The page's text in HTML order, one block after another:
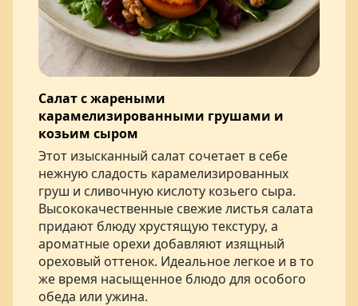
Салат с жареными
карамелизированными грушами и
козьим сыром
Этот изысканный салат сочетает в себе
нежную сладость карамелизированных
груш и сливочную кислоту козьего сыра.
Высококачественные свежие листья салата
придают блюду хрустящую текстуру, а
ароматные орехи добавляют изящный
ореховый оттенок. Идеальное легкое и в то
же время насыщенное блюдо для особого
обеда или ужина.